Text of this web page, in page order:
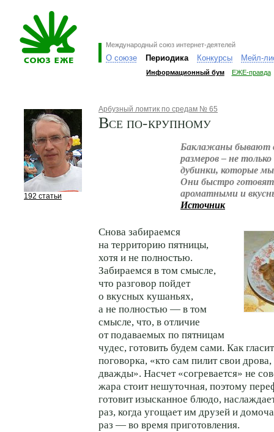
Международный союз интернет-деятелей
О союзе Периодика Конкурсы Мейл-
Информационный бум ЕЖЕ-правда
192 статьи
Арбузный ломтик по средам № 65
Все по-крупному
Баклажаны бывают
размеров – не
дубинки, которые
Они быстро
ароматными и
Источник
Снова забираемся
на территорию пятницы,
хотя и не полностью.
Забираемся в том смысле,
что разговор пойдет
о вкусных кушаньях,
а не полностью — в том
смысле, что, в отличие
от подаваемых по пятницам
чудес, готовить будем сами. Как
поговорка, «кто сам пилит свои дрова,
дважды». Насчет «согревается» не
жара стоит нешуточная, поэтому
готовит изысканное блюдо,
раз, когда угощает им друзей и
раз — во время приготовления.